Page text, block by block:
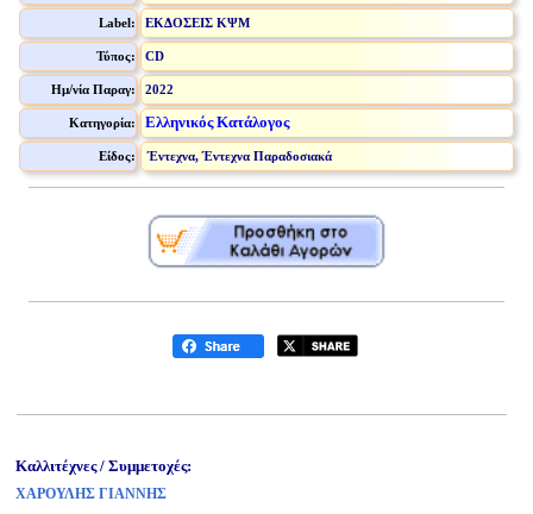
Label: ΕΚΔΟΣΕΙΣ ΚΨΜ
Τύπος: CD
Ημ/νία Παραγ: 2022
Κατηγορία: Ελληνικός Κατάλογος
Είδος: Έντεχνα, Έντεχνα Παραδοσιακά
Καλλιτέχνες / Συμμετοχές:
ΧΑΡΟΥΛΗΣ ΓΙΑΝΝΗΣ